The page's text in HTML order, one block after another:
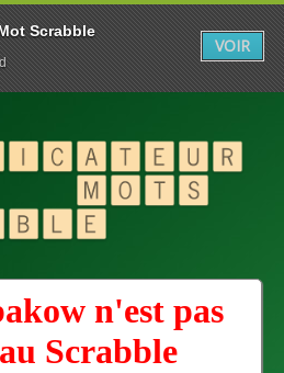
n'est pas
Scrabble
Scrabble
VOIR